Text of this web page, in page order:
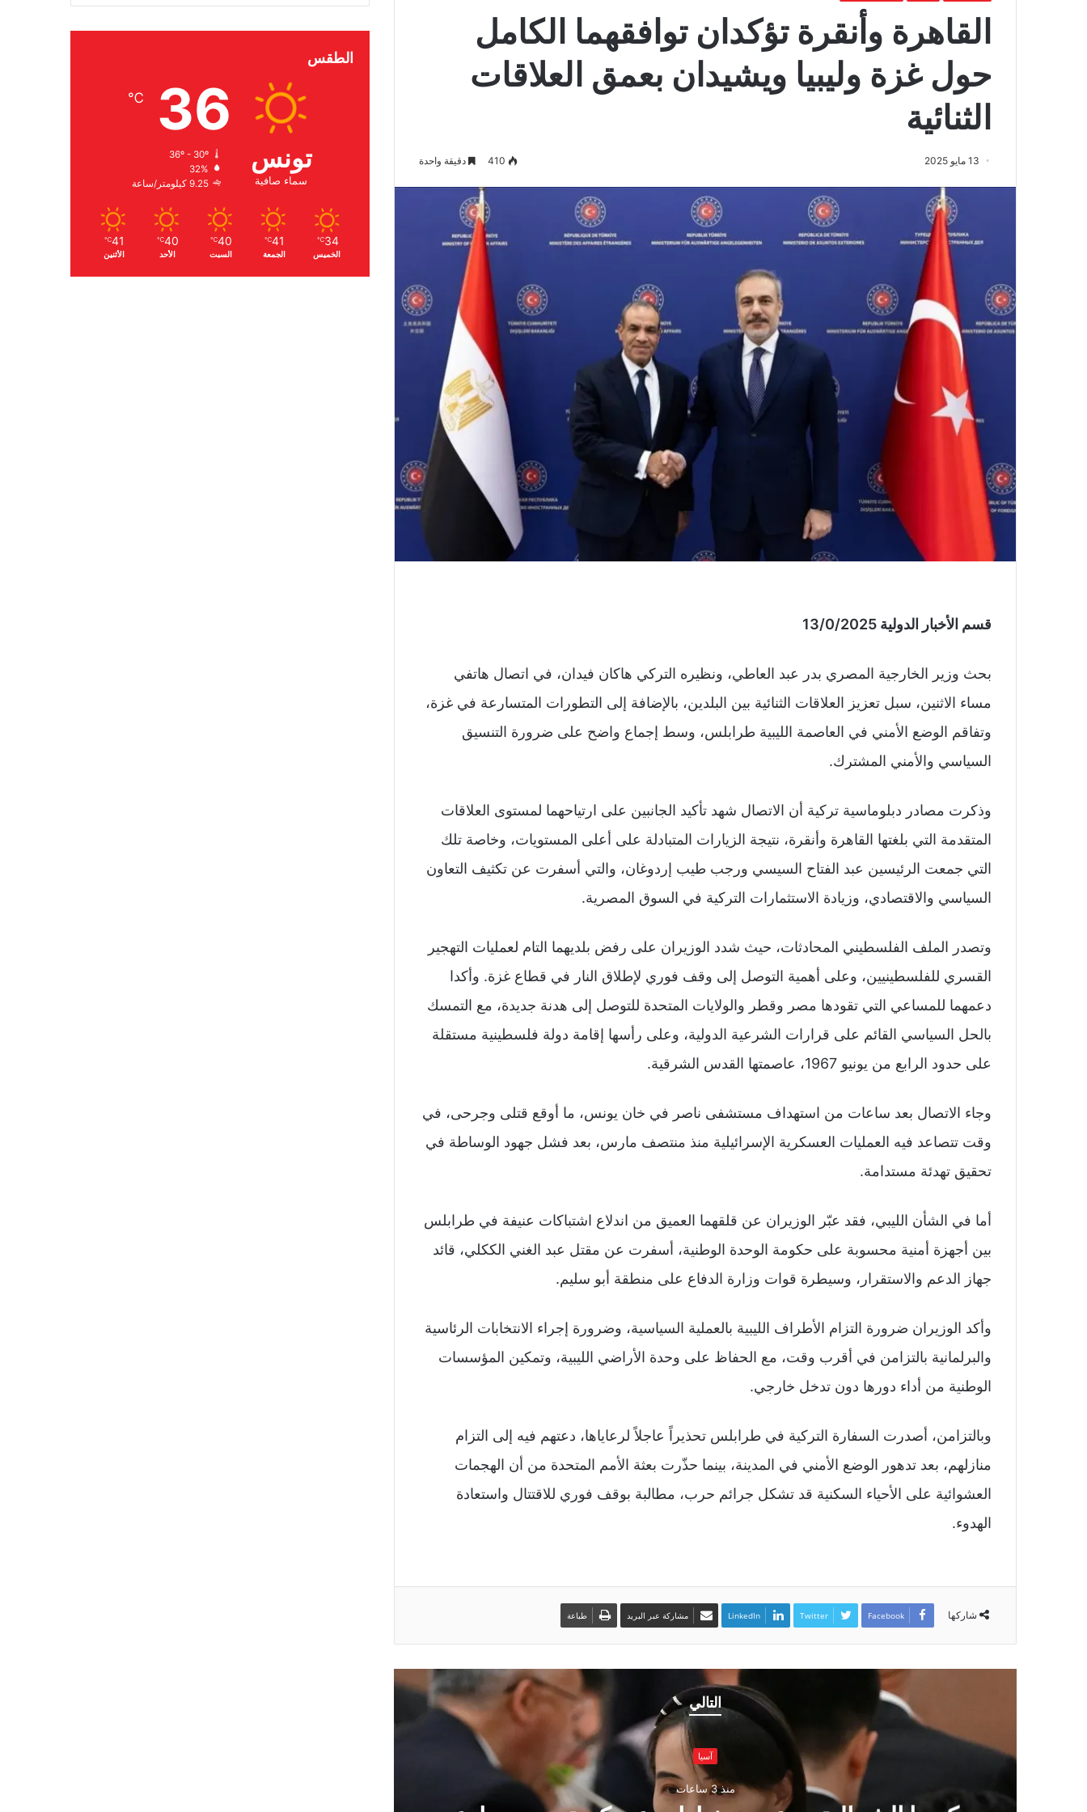
القاهرة وأنقرة تؤكدان توافقهما الكامل
حول غزة وليبيا ويشيدان بعمق العلاقات
الثنائية
13 مايو 2025 410 دقيقة واحدة
قسم الأخبار الدولية 13/0/2025
بحث وزير الخارجية المصري بدر عبد العاطي، ونظيره التركي هاكان فيدان، في اتصال هاتفي
مساء الاثنين، سبل تعزيز العلاقات الثنائية بين البلدين، بالإضافة إلى التطورات المتسارعة في غزة،
وتفاقم الوضع الأمني في العاصمة الليبية طرابلس، وسط إجماع واضح على ضرورة التنسيق
السياسي والأمني المشترك.
وذكرت مصادر دبلوماسية تركية أن الاتصال شهد تأكيد الجانبين على ارتياحهما لمستوى العلاقات
المتقدمة التي بلغتها القاهرة وأنقرة، نتيجة الزيارات المتبادلة على أعلى المستويات، وخاصة تلك
التي جمعت الرئيسين عبد الفتاح السيسي ورجب طيب إردوغان، والتي أسفرت عن تكثيف التعاون
السياسي والاقتصادي، وزيادة الاستثمارات التركية في السوق المصرية.
وتصدر الملف الفلسطيني المحادثات، حيث شدد الوزيران على رفض بلديهما التام لعمليات التهجير
القسري للفلسطينيين، وعلى أهمية التوصل إلى وقف فوري لإطلاق النار في قطاع غزة. وأكدا
دعمهما للمساعي التي تقودها مصر وقطر والولايات المتحدة للتوصل إلى هدنة جديدة، مع التمسك
بالحل السياسي القائم على قرارات الشرعية الدولية، وعلى رأسها إقامة دولة فلسطينية مستقلة
على حدود الرابع من يونيو 1967، عاصمتها القدس الشرقية.
وجاء الاتصال بعد ساعات من استهداف مستشفى ناصر في خان يونس، ما أوقع قتلى وجرحى، في
وقت تتصاعد فيه العمليات العسكرية الإسرائيلية منذ منتصف مارس، بعد فشل جهود الوساطة في
تحقيق تهدئة مستدامة.
أما في الشأن الليبي، فقد عبّر الوزيران عن قلقهما العميق من اندلاع اشتباكات عنيفة في طرابلس
بين أجهزة أمنية محسوبة على حكومة الوحدة الوطنية، أسفرت عن مقتل عبد الغني الككلي، قائد
جهاز الدعم والاستقرار، وسيطرة قوات وزارة الدفاع على منطقة أبو سليم.
وأكد الوزيران ضرورة التزام الأطراف الليبية بالعملية السياسية، وضرورة إجراء الانتخابات الرئاسية
والبرلمانية بالتزامن في أقرب وقت، مع الحفاظ على وحدة الأراضي الليبية، وتمكين المؤسسات
الوطنية من أداء دورها دون تدخل خارجي.
وبالتزامن، أصدرت السفارة التركية في طرابلس تحذيراً عاجلاً لرعاياها، دعتهم فيه إلى التزام
منازلهم، بعد تدهور الوضع الأمني في المدينة، بينما حذّرت بعثة الأمم المتحدة من أن الهجمات
العشوائية على الأحياء السكنية قد تشكل جرائم حرب، مطالبة بوقف فوري للاقتتال واستعادة
الهدوء.
شاركها Facebook
Twitter
LinkedIn مشاركة عبر البريد طباعة
التالي
آسيا
منذ 3 ساعات
الطقس
تونس
سماء صافية
36
℃
36º - 30º
32%
9.25 كيلومتر/ساعة
34
℃
الخميس
41
℃
الجمعة
40
℃
السبت
40
℃
الأحد
41
℃
الأثنين